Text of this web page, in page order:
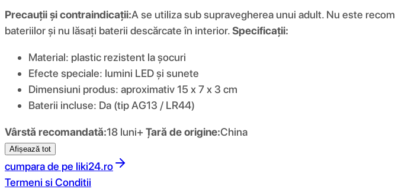
Precauții și contraindicații:A se utiliza sub supravegherea unui adult. Nu este
bateriilor și nu lăsați baterii descărcate în interior.Specificații:
Material: plastic rezistent la șocuri
Efecte speciale: lumini LED și sunete
Dimensiuni produs: aproximativ 15 x 7 x 3 cm
Baterii incluse: Da (tip AG13 / LR44)
Vârstă recomandată:18 luni+ Țară de origine:China
Afișează tot
cumpara de pe liki24.ro
Termeni si Conditii